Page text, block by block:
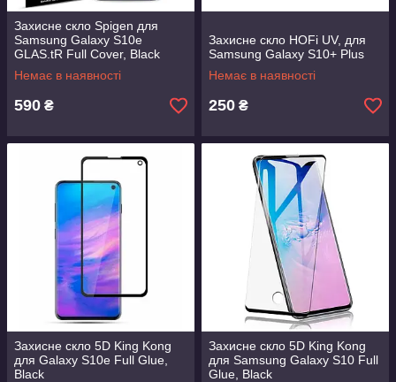
Захисне скло Spigen для
Samsung Galaxy S10e
GLAS.tR Full Cover, Black
(609GL26003)
Немає в наявності
590 ₴
Захисне скло HOFi UV, для
Samsung Galaxy S10+ Plus
Немає в наявності
250 ₴
Захисне скло 5D King Kong
для Galaxy S10e Full Glue,
Black
Захисне скло 5D King Kong
для Samsung Galaxy S10 Full
Glue, Black